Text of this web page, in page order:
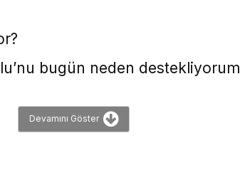
bugün neden destekliyorum
Devamını Göster